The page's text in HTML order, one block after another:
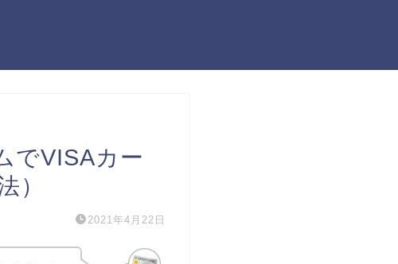
でVISAカー
）
2021年4月22日